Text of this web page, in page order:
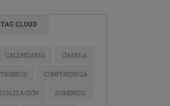
TAG CLOUD
CALENDARIO CHARLA
CONFERENCIA
DOMINIOS